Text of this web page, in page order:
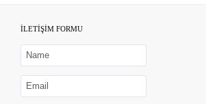
İLETİŞİM FORMU